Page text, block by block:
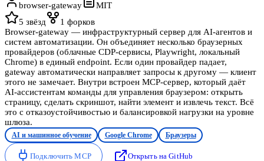
browser-gateway
MIT
5 звёзд 1 форков
Browser-gateway — инфраструктурный сервер для AI-агентов и
систем автоматизации. Он объединяет несколько браузерных
провайдеров (облачные CDP-сервисы, Playwright, локальный
Chrome) в единый endpoint. Если один провайдер падает,
gateway автоматически направляет запросы к другому — клиент
этого не замечает. Внутри встроен MCP-сервер, который даёт
AI-ассистентам команды для управления браузером: открыть
страницу, сделать скриншот, найти элемент и извлечь текст. Всё
это с отказоустойчивостью и балансировкой нагрузки на уровне
шлюза.
AI и машинное обучение Google Chrome Браузеры
Подключить MCP Открыть на GitHub